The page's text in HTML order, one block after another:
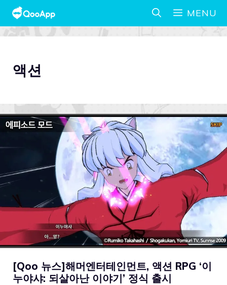
MENU
액션
[Qoo 뉴스]해머엔터테인먼트, 액션 RPG ‘이
누야샤: 되살아난 이야기’ 정식 출시